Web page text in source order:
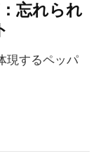
忘れられ
現するペッパ